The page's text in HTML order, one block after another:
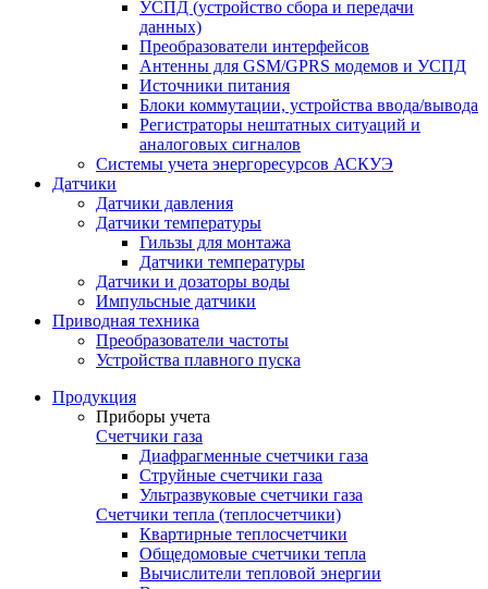
УСПД (устройство сбора и передачи
данных)
Преобразователи интерфейсов
Антенны для GSM/GPRS модемов и УСПД
Источники питания
Блоки коммутации, устройства ввода/вывода
Регистраторы нештатных ситуаций и
аналоговых сигналов
Системы учета энергоресурсов АСКУЭ
Датчики
Датчики давления
Датчики температуры
Гильзы для монтажа
Датчики температуры
Датчики и дозаторы воды
Импульсные датчики
Приводная техника
Преобразователи частоты
Устройства плавного пуска
Продукция
Приборы учета
Счетчики газа
Диафрагменные счетчики газа
Струйные счетчики газа
Ультразвуковые счетчики газа
Счетчики тепла (теплосчетчики)
Квартирные теплосчетчики
Общедомовые счетчики тепла
Вычислители тепловой энергии